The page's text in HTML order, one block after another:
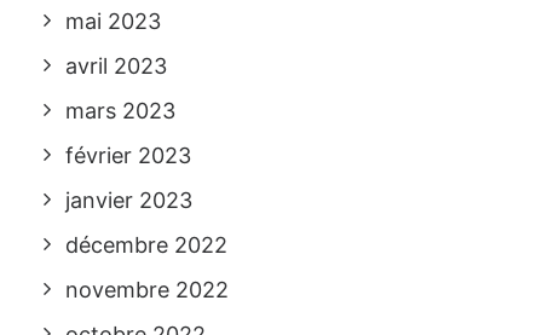
mai 2023
avril 2023
mars 2023
février 2023
janvier 2023
décembre 2022
novembre 2022